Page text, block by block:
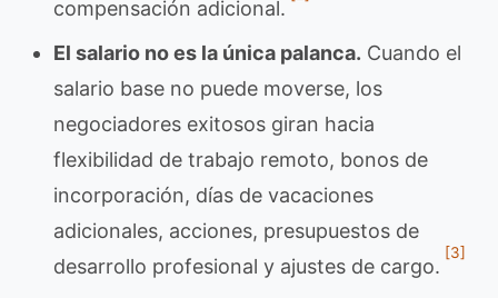
compensación adicional.
El salario no es la única palanca. Cuando el
salario base no puede moverse, los
negociadores exitosos giran hacia
flexibilidad de trabajo remoto, bonos de
incorporación, días de vacaciones
adicionales, acciones, presupuestos de
desarrollo profesional y ajustes de cargo.
[3]